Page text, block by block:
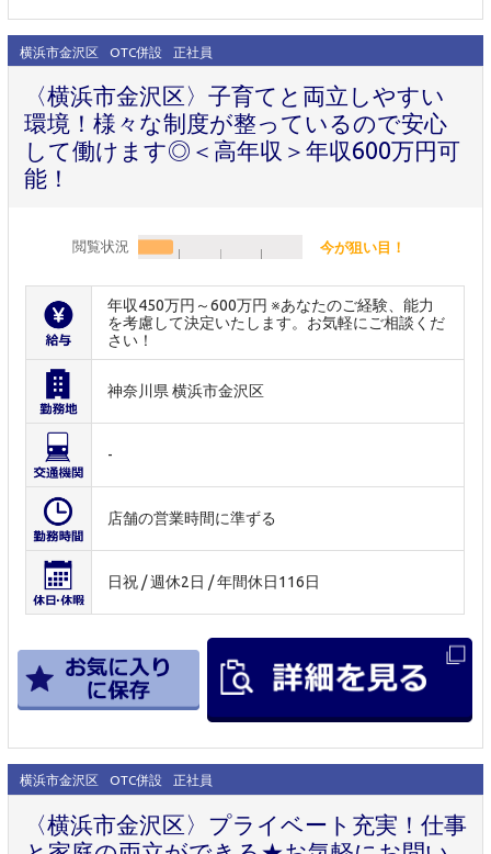
横浜市金沢区 OTC併設 正社員
〈横浜市金沢区〉子育てと両立しやすい
環境！様々な制度が整っているので安心
して働けます◎＜高年収＞年収600万円可
能！
閲覧状況 今が狙い目！
年収450万円～600万円 ※あなたのご経験、能力
を考慮して決定いたします。お気軽にご相談くだ
さい！
神奈川県 横浜市金沢区
-
店舗の営業時間に準ずる
日祝 / 週休2日 / 年間休日116日
横浜市金沢区 OTC併設 正社員
〈横浜市金沢区〉プライベート充実！仕事